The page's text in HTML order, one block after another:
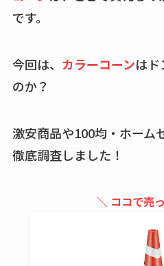
です。
今回は、 カラーコーンは
のか？
激安商品や100均・ホーム
徹底調査しました！
＼ ココで売